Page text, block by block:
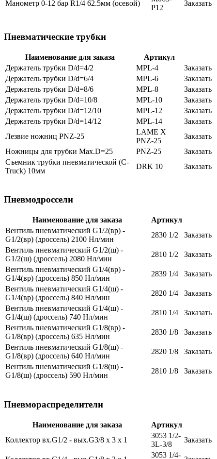
Манометр 0-12 бар R1/4 62.5мм (осевой)
P12
Заказать
Пневматические трубки
Наименование для заказа
Артикул
Держатель трубки D/d=4/2
MPL-4
Заказать
Держатель трубки D/d=6/4
MPL-6
Заказать
Держатель трубки D/d=8/6
MPL-8
Заказать
Держатель трубки D/d=10/8
MPL-10
Заказать
Держатель трубки D/d=12/10
MPL-12
Заказать
Держатель трубки D/d=14/12
MPL-14
Заказать
Лезвие ножниц PNZ-25
LAME X
PNZ-25
Заказать
Ножницы для трубки Max.D=25
PNZ-25
Заказать
Съемник трубки пневматической (C-
Truck) 10мм
DRK 10 Заказать
Пневмодроссели
Наименование для заказа
Артикул
Вентиль пневматический G1/2(вр) -
G1/2(вр) (дроссель) 2100 Нл/мин
2830 1/2
Заказать
Вентиль пневматический G1/2(ш) -
G1/2(ш) (дроссель) 2080 Нл/мин
2810 1/2
Заказать
Вентиль пневматический G1/4(вр) -
G1/4(вр) (дроссель) 850 Нл/мин
2839 1/4
Заказать
Вентиль пневматический G1/4(ш) -
G1/4(вр) (дроссель) 840 Нл/мин
2820 1/4
Заказать
Вентиль пневматический G1/4(ш) -
G1/4(ш) (дроссель) 740 Нл/мин
2810 1/4
Заказать
Вентиль пневматический G1/8(вр) -
G1/8(вр) (дроссель) 635 Нл/мин
2830 1/8
Заказать
Вентиль пневматический G1/8(ш) -
G1/8(вр) (дроссель) 640 Нл/мин
2820 1/8
Заказать
Вентиль пневматический G1/8(ш) -
G1/8(ш) (дроссель) 590 Нл/мин
2810 1/8 Заказать
Пневмораспределители
Наименование для заказа
Артикул
Коллектор вх.G1/2 - вых.G3/8 x 3 x 1
3053 1/2-
3L-3/8
Заказать
3053 1/4-